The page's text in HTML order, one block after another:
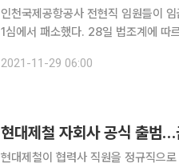
인천국제공항공사 전현직 임원들이
1심에서 패소했다. 28일 법조계에 따르면 서울중앙지법 민사42부(재판장 마은혁 부장판사)는 문모
했다. 문 씨 등은 인천국제공항공사의
2021-11-29 06:00
현대제철 자회사 공식 출범…
현대제철이 협력사 직원을 정규직으